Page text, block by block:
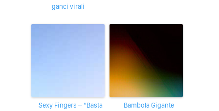
ganci virali
Sexy Fingers – “Basta
Bambola Gigante